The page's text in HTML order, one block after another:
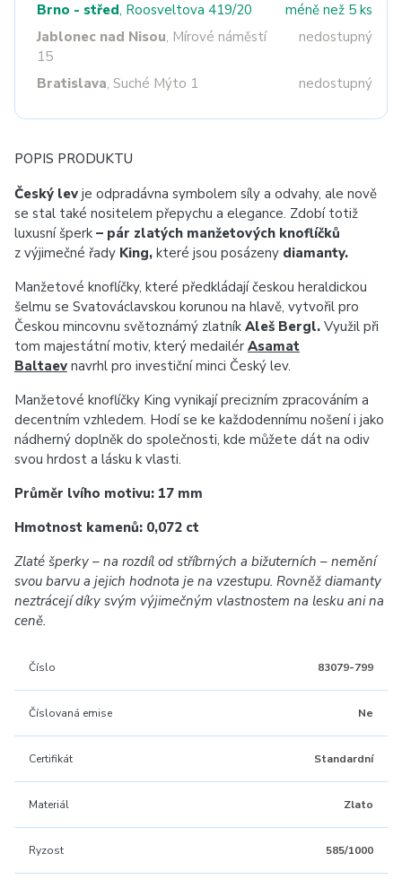
Brno - střed, Roosveltova 419/20
méně než 5 ks
Jablonec nad Nisou, Mírové náměstí
15
nedostupný
Bratislava, Suché Mýto 1 nedostupný
POPIS PRODUKTU
Český lev je odpradávna symbolem síly a odvahy, ale nově
se stal také nositelem přepychu a elegance. Zdobí totiž
luxusní šperk – pár zlatých manžetových knoflíčků
z výjimečné řady King, které jsou posázeny diamanty.
Manžetové knoflíčky, které předkládají českou heraldickou
šelmu se Svatováclavskou korunou na hlavě, vytvořil pro
Českou mincovnu světoznámý zlatník Aleš Bergl. Využil při
tom majestátní motiv, který medailér Asamat
Baltaev navrhl pro investiční minci Český lev.
Manžetové knoflíčky King vynikají precizním zpracováním a
decentním vzhledem. Hodí se ke každodennímu nošení i jako
nádherný doplněk do společnosti, kde můžete dát na odiv
svou hrdost a lásku k vlasti.
Průměr lvího motivu: 17 mm
Hmotnost kamenů: 0,072 ct
Zlaté šperky – na rozdíl od stříbrných a bižuterních – nemění
svou barvu a jejich hodnota je na vzestupu. Rovněž diamanty
neztrácejí díky svým výjimečným vlastnostem na lesku ani na
ceně.
Číslo 83079-799
Číslovaná emise Ne
Certifikát Standardní
Materiál Zlato
Ryzost 585/1000